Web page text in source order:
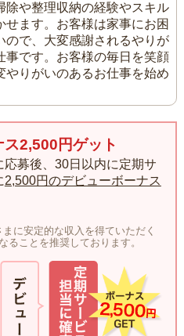
除や整理収納の経験やスキル
せます。お客様は家事にお困
ので、大変感謝されるやりが
事です。お客様の毎日を笑顔
やりがいのあるお仕事を始め
2,500円ゲット
募後、30日以内に定期サ
2,500円のデビューボーナス
に安定的な収入を得ていただく
ることを推奨しております。